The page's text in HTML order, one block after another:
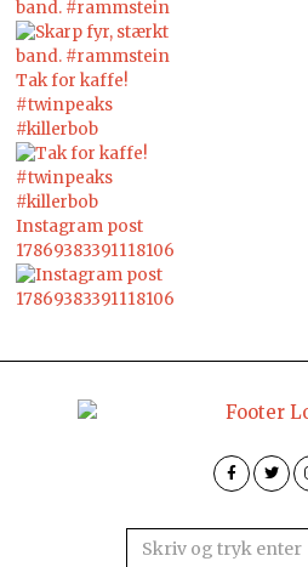
band. #rammstein
Tak for kaffe!
#twinpeaks
#killerbob
Instagram post
17869383391118106